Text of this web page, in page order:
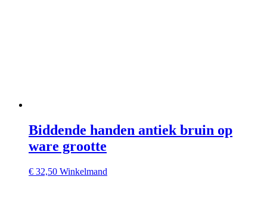
Biddende handen antiek bruin op
ware grootte
€ 32,50 Winkelmand